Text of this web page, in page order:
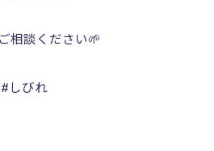
相談ください🌱
しびれ